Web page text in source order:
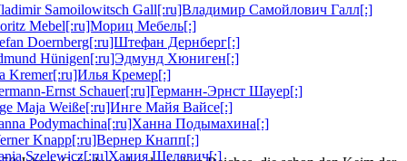
Samoilowitsch Gall[:ru]Владимир Самойлович Галл[:]
Mebel[:ru]Мориц Мебель[:]
Doernberg[:ru]Штефан Дернберг[:]
Hünigen[:ru]Эдмунд Хюниген[:]
Kremer[:ru]Илья Кремер[:]
Ernst Schauer[:ru]Германн-Эрнст Шауер[:]
Maja Weiße[:ru]Инге Майя Вайсе[:]
Podymachina[:ru]Ханна Подымахина[:]
Knapp[:ru]Вернер Кнапп[:]
Szelewicz[:ru]Хания Шелевич[:]